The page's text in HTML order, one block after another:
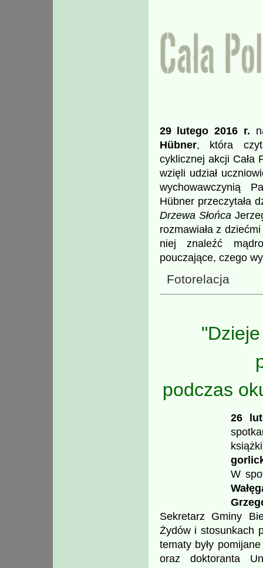
29 lutego 2016 r.
Hübner, która
cyklicznej akcji Cała
wzięli udział
wychowawczynią
Hübner przeczytała
Drzewa Słońca
rozmawiała z
niej znaleźć
pouczające, czego
Fotorelacja
podczas
26
W
Sekretarz Gminy
Żydów i stosunkach
tematy były
oraz doktoranta